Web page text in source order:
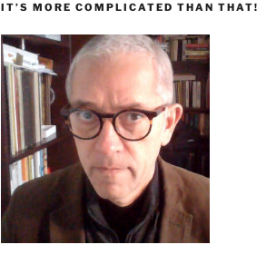
IT’S MORE COMPLICATED THAN THAT!